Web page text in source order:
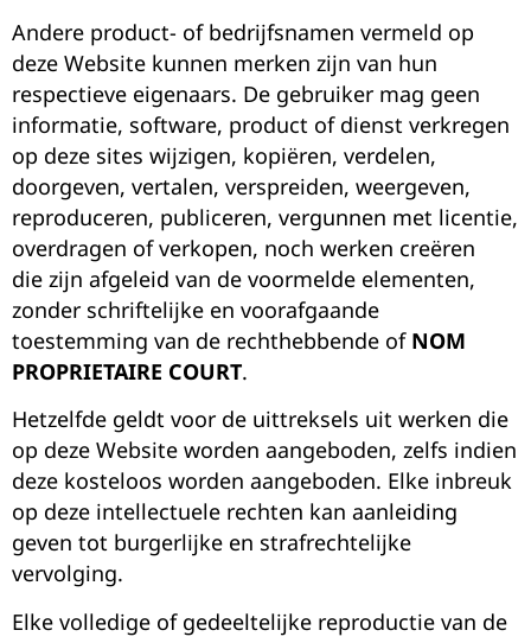
Andere product- of bedrijfsnamen vermeld op
deze Website kunnen merken zijn van hun
respectieve eigenaars. De gebruiker mag geen
informatie, software, product of dienst verkregen
op deze sites wijzigen, kopiëren, verdelen,
doorgeven, vertalen, verspreiden, weergeven,
reproduceren, publiceren, vergunnen met licentie,
overdragen of verkopen, noch werken creëren
die zijn afgeleid van de voormelde elementen,
zonder schriftelijke en voorafgaande
toestemming van de rechthebbende of NOM
PROPRIETAIRE COURT.
Hetzelfde geldt voor de uittreksels uit werken die
op deze Website worden aangeboden, zelfs indien
deze kosteloos worden aangeboden. Elke inbreuk
op deze intellectuele rechten kan aanleiding
geven tot burgerlijke en strafrechtelijke
vervolging.
Elke volledige of gedeeltelijke reproductie van de